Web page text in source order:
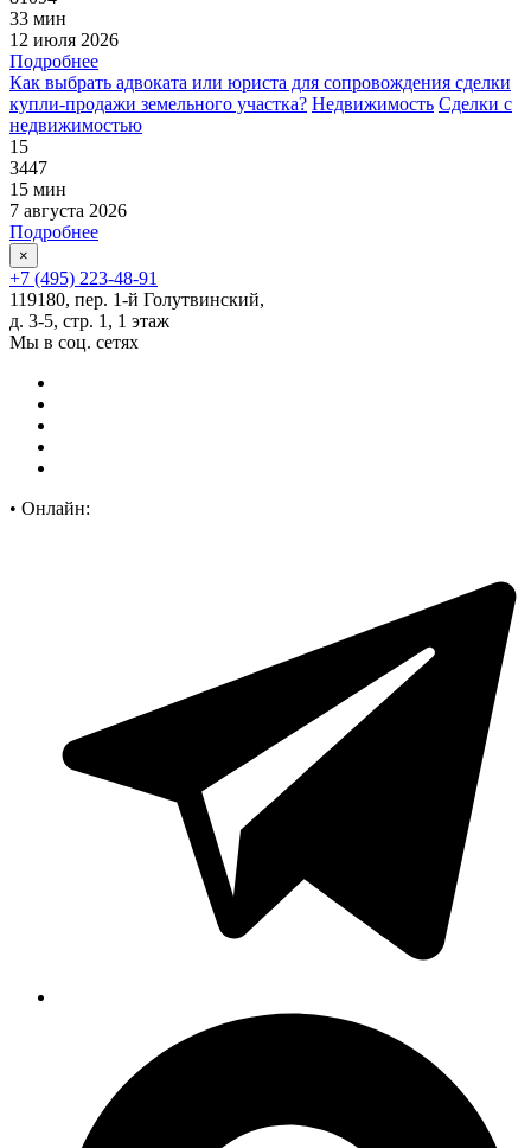
33 мин
12 июля 2026
Подробнее
Как выбрать адвоката или юриста для сопровождения сделки
купли-продажи земельного участка? Недвижимость Сделки с
недвижимостью
15
3447
15 мин
7 августа 2026
Подробнее
×
+7 (495) 223-48-91
119180, пер. 1-й Голутвинский,
д. 3-5, стр. 1, 1 этаж
Мы в соц. сетях
• Онлайн: